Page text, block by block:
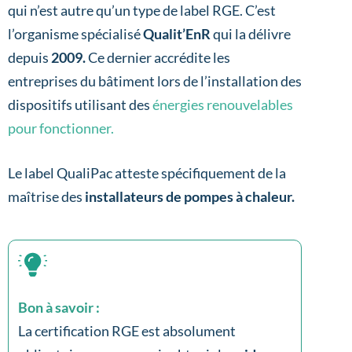
qui n’est autre qu’un type de label RGE. C’est
l’organisme spécialiséQualit’EnRqui la délivre
depuis 2009.Ce dernier accrédite les
entreprises du bâtiment lors de l’installation des
dispositifs utilisant desénergies renouvelables
pour fonctionner.
Le label QualiPac atteste spécifiquement de la
maîtrise des installateurs de pompes à chaleur.
Bon à savoir :
La certification RGE est absolument